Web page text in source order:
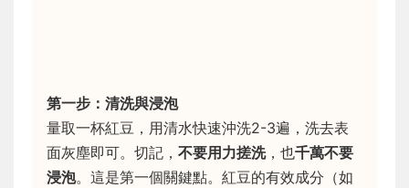
第一步：清洗與浸泡
量取一杯紅豆，用清水快速沖洗2-3遍，洗去表
面灰塵即可。切記， 不要用力搓洗，也千萬不要
浸泡。這是第一個關鍵點。紅豆的有效成分（如